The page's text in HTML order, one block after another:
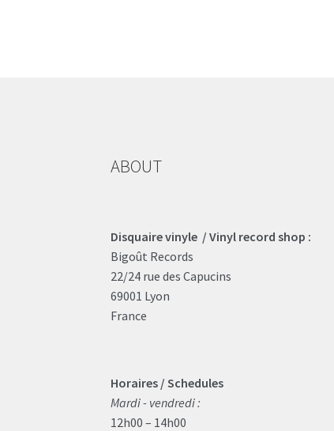
ABOUT
Disquaire vinyle / Vinyl record shop :
Bigoût Records
22/24 rue des Capucins
69001 Lyon
France
Horaires / Schedules
Mardi - vendredi :
12h00 – 14h00